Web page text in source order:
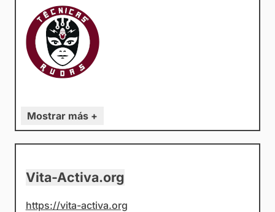
Mostrar más +
Vita-Activa.org
https://vita-activa.org